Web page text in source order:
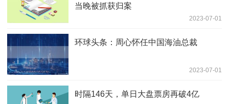
当晚被抓获归案
2023-07-01
环球头条：周心怀任中国海油总裁
2023-07-01
时隔146天，单日大盘票房再破4亿